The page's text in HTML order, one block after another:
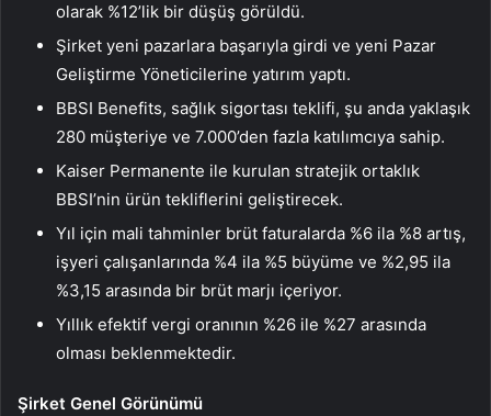
olarak %12’lik bir düşüş görüldü.
Şirket yeni pazarlara başarıyla girdi ve yeni Pazar
Geliştirme Yöneticilerine yatırım yaptı.
BBSI Benefits, sağlık sigortası teklifi, şu anda yaklaşık
280 müşteriye ve 7.000’den fazla katılımcıya sahip.
Kaiser Permanente ile kurulan stratejik ortaklık
BBSI’nin ürün tekliflerini geliştirecek.
Yıl için mali tahminler brüt faturalarda %6 ila %8 artış,
işyeri çalışanlarında %4 ila %5 büyüme ve %2,95 ila
%3,15 arasında bir brüt marjı içeriyor.
Yıllık efektif vergi oranının %26 ile %27 arasında
olması beklenmektedir.
Şirket Genel Görünümü